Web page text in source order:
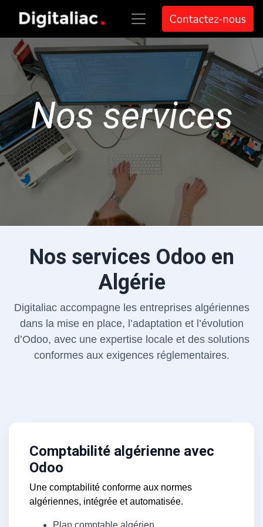
Contactez-nous
Nos services
Nos services Odoo en
Algérie
Digitaliac accompagne les entreprises algériennes
dans la mise en place, l’adaptation et l’évolution
d’Odoo, avec une expertise locale et des solutions
conformes aux exigences réglementaires.
Comptabilité algérienne avec
Odoo
Une comptabilité conforme aux normes
algériennes, intégrée et automatisée.
Plan comptable algérien